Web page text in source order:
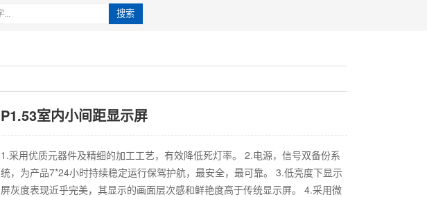
搜索
P1.53室内小间距显示屏
1.采用优质元器件及精细的加工工艺，有效降低死灯率。 2.电源，信号双备份系
统，为产品7*24小时持续稳定运行保驾护航，最安全，最可靠。 3.低亮度下显示
屏灰度表现近乎完美，其显示的画面层次感和鲜艳度高于传统显示屏。 4.采用微